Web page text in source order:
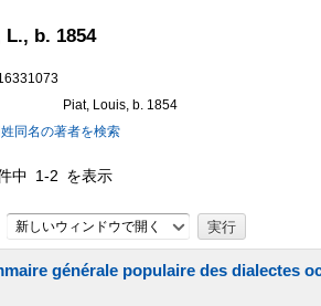
L., b. 1854
Piat, Louis, b. 1854
同名の著者を検索
中 1-2 を表示
新しいウィンドウで開く
générale populaire des dialectes